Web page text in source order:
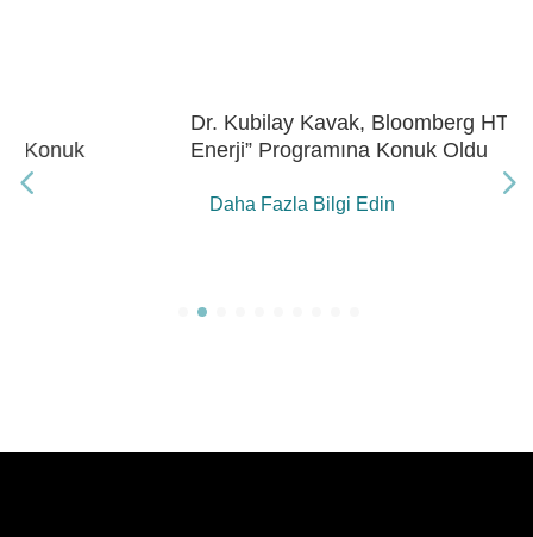
Dr. Kubilay Kavak, Bloomberg HT “Gelecek
Enerji” Programına Konuk Oldu
Daha Fazla Bilgi Edin